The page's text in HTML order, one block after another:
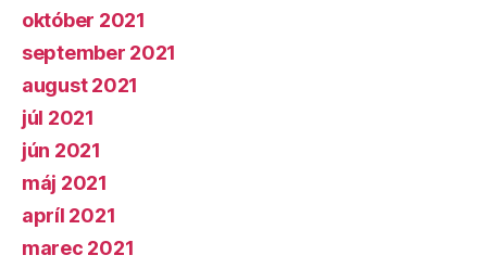
október 2021
september 2021
august 2021
júl 2021
jún 2021
máj 2021
apríl 2021
marec 2021